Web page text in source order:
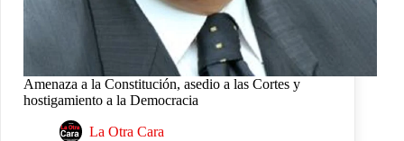
Amenaza a la Constitución, asedio a las Cortes y
hostigamiento a la Democracia
La Otra Cara